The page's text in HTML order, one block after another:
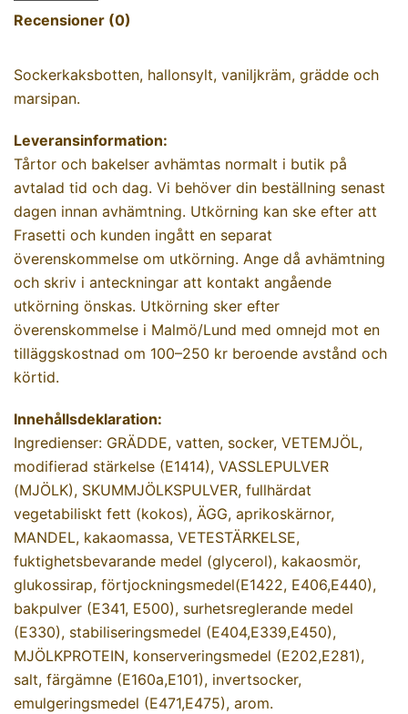
Recensioner (0)
Sockerkaksbotten, hallonsylt, vaniljkräm, grädde och
marsipan.
Leveransinformation:
Tårtor och bakelser avhämtas normalt i butik på
avtalad tid och dag. Vi behöver din beställning senast
dagen innan avhämtning. Utkörning kan ske efter att
Frasetti och kunden ingått en separat
överenskommelse om utkörning. Ange då avhämtning
och skriv i anteckningar att kontakt angående
utkörning önskas. Utkörning sker efter
överenskommelse i Malmö/Lund med omnejd mot en
tilläggskostnad om 100–250 kr beroende avstånd och
körtid.
Innehållsdeklaration:
Ingredienser: GRÄDDE, vatten, socker, VETEMJÖL,
modifierad stärkelse (E1414), VASSLEPULVER
(MJÖLK), SKUMMJÖLKSPULVER, fullhärdat
vegetabiliskt fett (kokos), ÄGG, aprikoskärnor,
MANDEL, kakaomassa, VETESTÄRKELSE,
fuktighetsbevarande medel (glycerol), kakaosmör,
glukossirap, förtjockningsmedel(E1422, E406,E440),
bakpulver (E341, E500), surhetsreglerande medel
(E330), stabiliseringsmedel (E404,E339,E450),
MJÖLKPROTEIN, konserveringsmedel (E202,E281),
salt, färgämne (E160a,E101), invertsocker,
emulgeringsmedel (E471,E475), arom.